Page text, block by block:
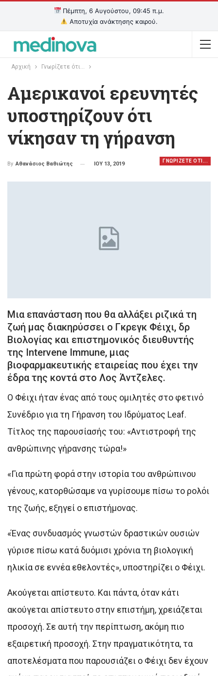
Πέμπτη, 6 Αυγούστου, 09:45 π.μ.
Αποτυχία ανάκτησης καιρού.
Αρχική Γνωρίζετε ότι...
Αμερικανοί ερευνητές
υποστηρίζουν ότι
νίκησαν τη γήρανση
ΓΝΩΡΙΖΕΤΕ ΟΤΙ...
By Αθανάσιος Βαθιώτης ΙΟΥ 13, 2019
Μια επανάσταση που θα αλλάξει ριζικά τη
ζωή μας διακηρύσσει ο Γκρεγκ Φέιχι, δρ
Βιολογίας και επιστημονικός διευθυντής
της Intervene Immune, μιας
βιοφαρμακευτικής εταιρείας που έχει την
έδρα της κοντά στο Λος Άντζελες.
Ο Φέιχι ήταν ένας από τους ομιλητές στο φετινό
Συνέδριο για τη Γήρανση του Ιδρύματος Leaf.
Τίτλος της παρουσίασής του: «Αντιστροφή της
ανθρώπινης γήρανσης τώρα!»
«Για πρώτη φορά στην ιστορία του ανθρώπινου
γένους, κατορθώσαμε να γυρίσουμε πίσω το ρολόι
της ζωής, εξηγεί ο επιστήμονας.
«Ένας συνδυασμός γνωστών δραστικών ουσιών
γύρισε πίσω κατά δυόμισι χρόνια τη βιολογική
ηλικία σε εννέα εθελοντές», υποστηρίζει ο Φέιχι.
Ακούγεται απίστευτο. Και πάντα, όταν κάτι
ακούγεται απίστευτο στην επιστήμη, χρειάζεται
προσοχή. Σε αυτή την περίπτωση, ακόμη πιο
εξαιρετική προσοχή. Στην πραγματικότητα, τα
αποτελέσματα που παρουσιάζει ο Φέιχι δεν έχουν